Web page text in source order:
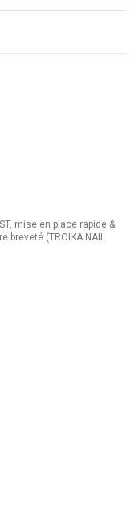
mise en place rapide &
(TROIKA NAIL